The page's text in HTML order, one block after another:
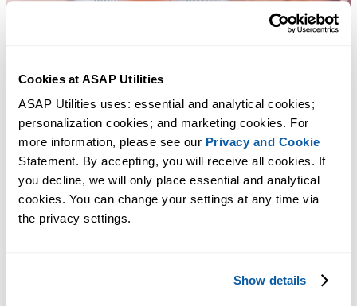
Cookies at ASAP Utilities
ASAP Utilities uses: essential and analytical cookies;
personalization cookies; and marketing cookies. For
more information, please see our Privacy and Cookie
Statement. By accepting, you will receive all cookies. If
you decline, we will only place essential and analytical
cookies. You can change your settings at any time via
the privacy settings.
Show details
Strumenti pratici che molti utenti di Excel vorrebbero integrati in
Risparmia tempo in Excel. Così semplice.